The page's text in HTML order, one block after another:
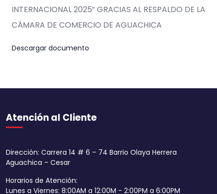
INTERNACIONAL 2025” GRACIAS AL RESPALDO DE LA
CÁMARA DE COMERCIO DE AGUACHICA
Descargar documento
Atención al Cliente
Dirección: Carrera 14 # 6 – 74 Barrio Olaya Herrera
Aguachica – Cesar
Horarios de Atención:
Lunes a Viernes: 8:00AM a 12:00M - 2:00PM a 6:00PM